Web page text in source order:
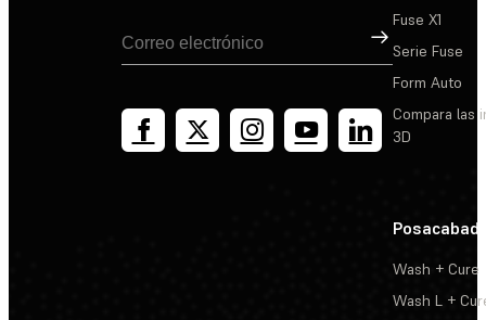
Suscribirse
Fuse X1
Serie Fuse
Form Auto
Compara las
3D
Wash + Cure
Wash L +